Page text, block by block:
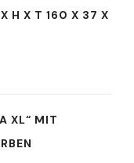
H X T 160 X 37 X
XL“ MIT